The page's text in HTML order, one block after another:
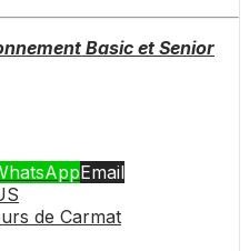
Basic et Senior
Email
de Carmat